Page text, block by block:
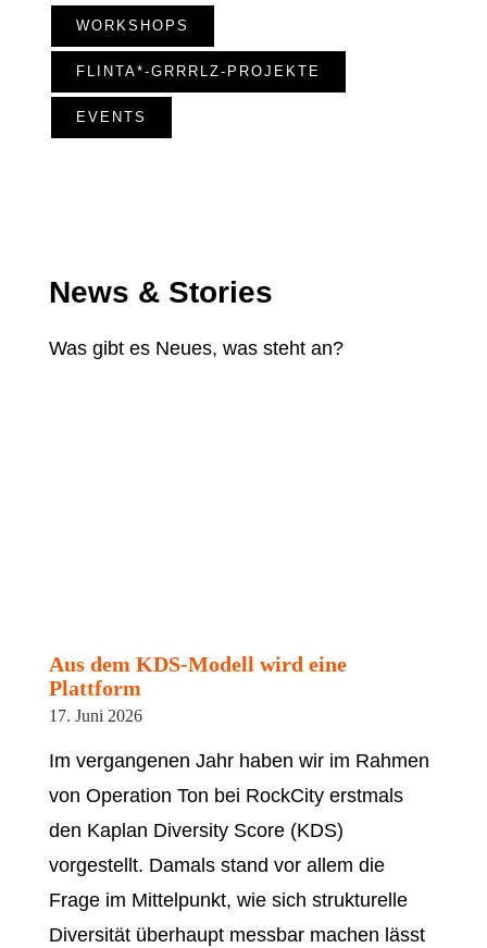
WORKSHOPS
FLINTA*-GRRRLZ-PROJEKTE
EVENTS
News & Stories
Was gibt es Neues, was steht an?
Aus dem KDS-Modell wird eine
Plattform
17. Juni 2026
Im vergangenen Jahr haben wir im Rahmen
von Operation Ton bei RockCity erstmals
den Kaplan Diversity Score (KDS)
vorgestellt. Damals stand vor allem die
Frage im Mittelpunkt, wie sich strukturelle
Diversität überhaupt messbar machen lässt